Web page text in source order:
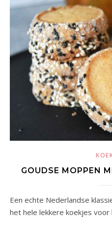
GOUDSE MOPPEN
Een echte Nederlandse klassieker, Goudse moppen. Ik vind
het hele lekkere koekjes